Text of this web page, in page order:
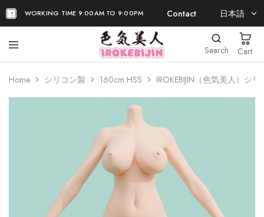
WORKING TIME 9:00AM TO 9:00PM Contact 日本語
日本語
EN
Search Cart
Home シリコン製 160cm HSS IROKEBIJIN（色気美人）シ